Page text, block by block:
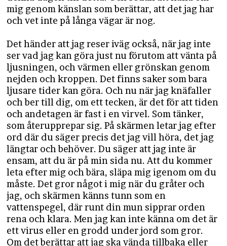
mig genom känslan som berättar, att det jag har
och vet inte på långa vägar är nog.
Det händer att jag reser iväg också, när jag inte
ser vad jag kan göra just nu förutom att vänta på
ljusningen, och värmen eller grönskan genom
nejden och kroppen. Det finns saker som bara
ljusare tider kan göra. Och nu när jag knäfaller
och ber till dig, om ett tecken, är det för att tiden
och andetagen är fast i en virvel. Som tänker,
som återupprepar sig. På skärmen letar jag efter
ord där du säger precis det jag vill höra, det jag
längtar och behöver. Du säger att jag inte är
ensam, att du är på min sida nu. Att du kommer
leta efter mig och bära, släpa mig igenom om du
måste. Det gror något i mig när du gråter och
jag, och skärmen känns tunn som en
vattenspegel, där runt din mun sipprar orden
rena och klara. Men jag kan inte känna om det är
ett virus eller en grodd under jord som gror.
Om det berättar att jag ska vända tillbaka eller